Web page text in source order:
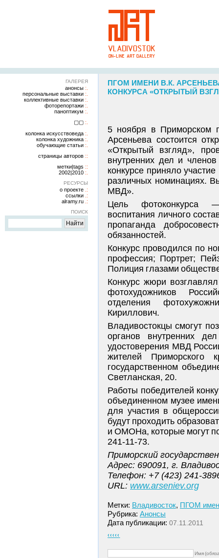
ГАЛЕРЕЯ
анонсы
персональные выставки
коллективные выставки
фоторепортажи
паноптикум
▢▢
колонка искусствоведа
колонка художника
обучающие статьи
страницы авторов
метки|tags
2002|2010
РЕСУРСЫ
о проекте
ссылки
alramy.ru
ПОИСК
ПГОМ ИМЕНИ В.К.
КОНКУРСА «ОТКРЫТЫЙ
5 ноября в Приморском
Арсеньева состоится
«Открытый взгляд»,
внутренних дел и
конкурсе приняло
различных номинациях.
МВД».
Цель фотоконкурса —
воспитания личного
пропаганда
обязанностей.
Конкурс проводился по
профессия; Портрет;
Полиция глазами
Конкурс жюри
фотохудожников
отделения
Кириллович.
Владивостокцы смогут
органов внутренних
удостоверения МВД
жителей
государственном
Светланская, 20.
Работы победителей
объединенном музее
для участия в
будут проходить
и ОМОНа, которые могут
241-11-73.
Приморский
Адрес: 690091, г.
Телефон: +7 (423) 241-
URL: www.arseniev.org
Метки: Владивосток, ПГОМ
Рубрика: Анонсы
Дата публикации: 07.11.2011
‹‹‹‹‹
Имя